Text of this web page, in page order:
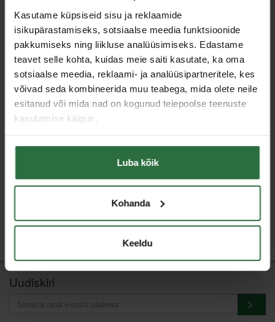
Kasutame küpsiseid sisu ja reklaamide
isikupärastamiseks, sotsiaalse meedia funktsioonide
pakkumiseks ning liikluse analüüsimiseks. Edastame
teavet selle kohta, kuidas meie saiti kasutate, ka oma
sotsiaalse meedia, reklaami- ja analüüsipartneritele, kes
võivad seda kombineerida muu teabega, mida olete neile
esitanud või mida nad on kogunud teiepoolse teenuste
kasutamise käigus.
Luba kõik
Kohanda
Keeldu
Jõukorrutaja Multipower
STAHLWILLE nr. MP300-
3 583,34 €
Jõukorrutaja Multipower
STAHLWILLE nr. MP300-
4 247,20 €
Uudiskiri